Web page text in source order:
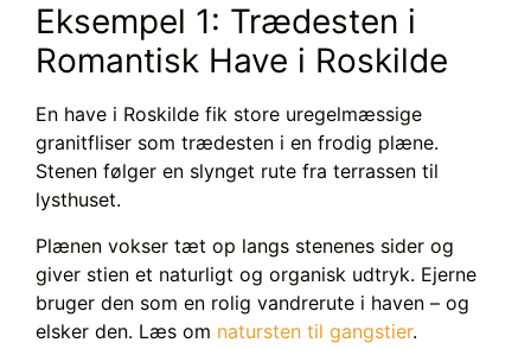
Eksempel 1: Trædesten i
Romantisk Have i Roskilde
En have i Roskilde fik store uregelmæssige
granitfliser som trædesten i en frodig plæne.
Stenen følger en slynget rute fra terrassen til
lysthuset.
Plænen vokser tæt op langs stenenes sider og
giver stien et naturligt og organisk udtryk. Ejerne
bruger den som en rolig vandrerute i haven – og
elsker den. Læs om natursten til gangstier.